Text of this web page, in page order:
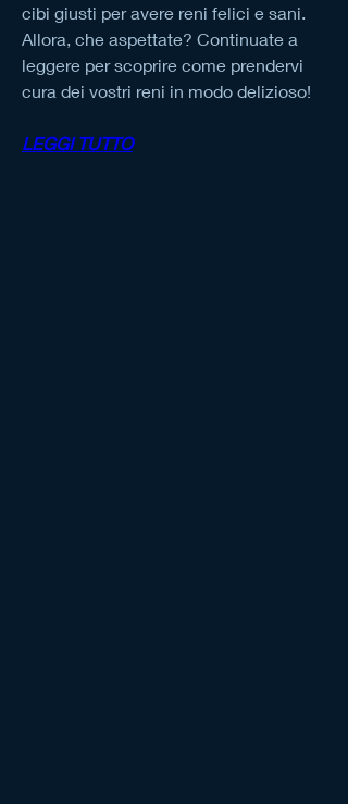
cibi giusti per avere reni felici e sani.
Allora, che aspettate? Continuate a
leggere per scoprire come prendervi
cura dei vostri reni in modo delizioso!
LEGGI TUTTO